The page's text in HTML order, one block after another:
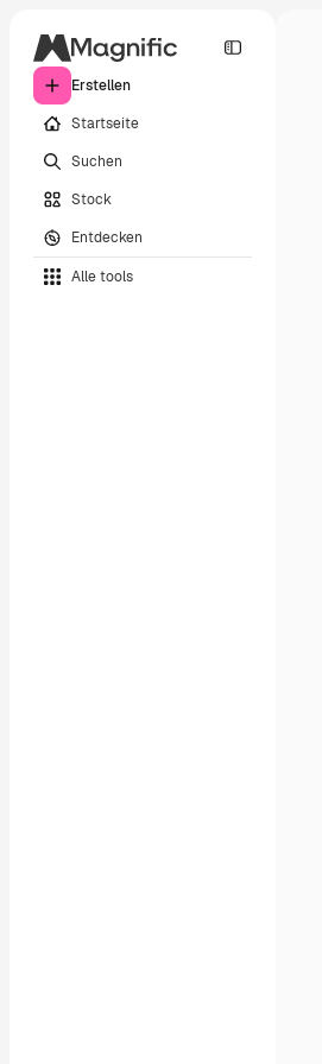
Erstellen
Startseite
Suchen
Stock
Entdecken
Alle tools